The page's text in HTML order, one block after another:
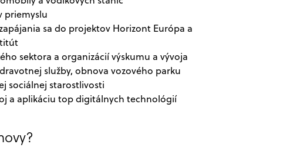
priemyslu
sa do projektov Horizont Európa a
sektora a organizácií výskumu a vývoja
služby, obnova vozového parku
sociálnej starostlivosti
a aplikáciu top digitálnych technológií